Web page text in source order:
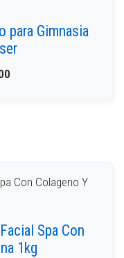
para Gimnasia
Spa Con
1kg